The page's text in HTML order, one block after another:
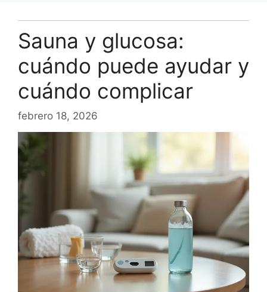
Sauna y glucosa:
cuándo puede ayudar y
cuándo complicar
febrero 18, 2026